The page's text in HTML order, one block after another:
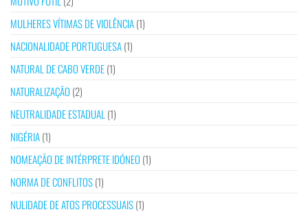
MULHERES VÍTIMAS DE VIOLÊNCIA(1)
NACIONALIDADE PORTUGUESA(1)
NATURAL DE CABO VERDE(1)
NATURALIZAÇÃO (2)
NEUTRALIDADE ESTADUAL(1)
NIGÉRIA(1)
NOMEAÇÃO DE INTÉRPRETE IDÓNEO (1)
NORMA DE CONFLITOS(1)
NULIDADE DE ATOS PROCESSUAIS(1)